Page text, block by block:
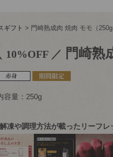
ギフト 門崎熟成肉 焼肉 モモ（250g
10%OFF ／ 門崎熟
容量：250g
凍や調理方法が載ったリーフレ